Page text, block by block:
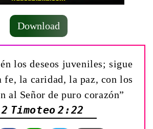
Download
los deseos juveniles; sigue
la caridad, la paz, con los
al Señor de puro corazón”
2 Timoteo 2:22